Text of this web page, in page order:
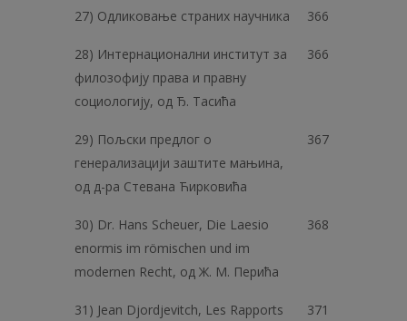
27) Одликовање страних научника 366
28) Интернационални институт за
филозофију права и правну
социологију, од Ђ. Тасића
366
29) Пољски предлог о
генерализацији заштите мањина,
од д-ра Стевана Ћирковића
367
30) Dr. Hans Scheuer, Die Laesio
enormis im römischen und im
modernen Recht, од Ж. M. Перића
368
31) Jean Djordjevitch, Les Rapports
371